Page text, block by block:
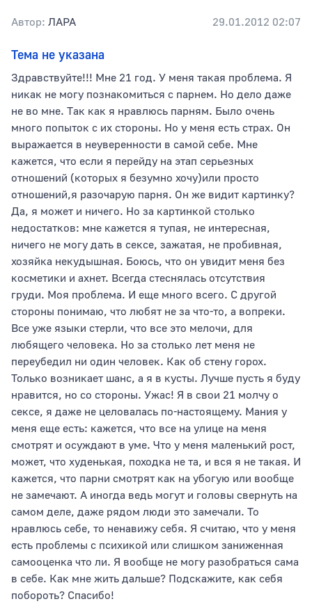
Автор: ЛАРА 29.01.2012 02:07
Тема не указана
Здравствуйте!!! Мне 21 год. У меня такая проблема. Я
никак не могу познакомиться с парнем. Но дело даже
не во мне. Так как я нравлюсь парням. Было очень
много попыток с их стороны. Но у меня есть страх. Он
выражается в неуверенности в самой себе. Мне
кажется, что если я перейду на этап серьезных
отношений (которых я безумно хочу)или просто
отношений,я разочарую парня. Он же видит картинку?
Да, я может и ничего. Но за картинкой столько
недостатков: мне кажется я тупая, не интересная,
ничего не могу дать в сексе, зажатая, не пробивная,
хозяйка некудышная. Боюсь, что он увидит меня без
косметики и ахнет. Всегда стеснялась отсутствия
груди. Моя проблема. И еще много всего. С другой
стороны понимаю, что любят не за что-то, а вопреки.
Все уже языки стерли, что все это мелочи, для
любящего человека. Но за столько лет меня не
переубедил ни один человек. Как об стену горох.
Только возникает шанс, а я в кусты. Лучше пусть я буду
нравится, но со стороны. Ужас! Я в свои 21 молчу о
сексе, я даже не целовалась по-настоящему. Мания у
меня еще есть: кажется, что все на улице на меня
смотрят и осуждают в уме. Что у меня маленький рост,
может, что худенькая, походка не та, и вся я не такая. И
кажется, что парни смотрят как на убогую или вообще
не замечают. А иногда ведь могут и головы свернуть на
самом деле, даже рядом люди это замечали. То
нравлюсь себе, то ненавижу себя. Я считаю, что у меня
есть проблемы с психикой или слишком заниженная
самооценка что ли. Я вообще не могу разобраться сама
в себе. Как мне жить дальше? Подскажите, как себя
побороть? Спасибо!